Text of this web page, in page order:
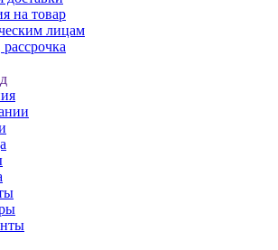
на товар
лицам